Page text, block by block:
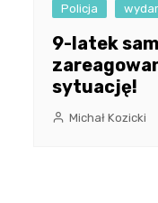
Policja
9-latek
sytuację!
Michał Kozicki